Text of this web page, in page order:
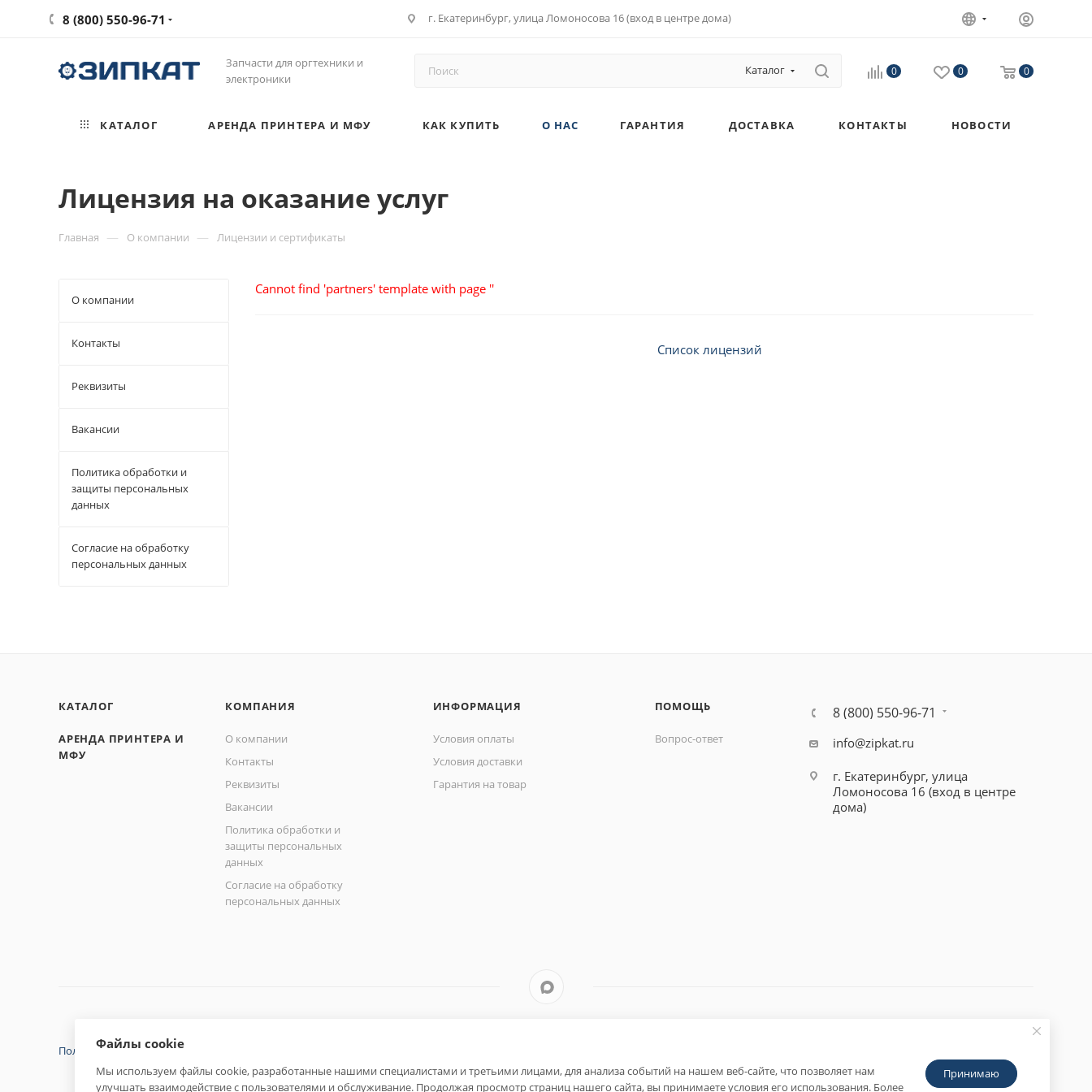
8 (800) 550-96-71 г. Екатеринбург, улица Ломоносова 16 (вход в центре дома)
Запчасти для оргтехники и
электроники
Каталог 0 0 0
КАТАЛОГ АРЕНДА ПРИНТЕРА И МФУ КАК КУПИТЬ О НАС ГАРАНТИЯ ДОСТАВКА КОНТАКТЫ НОВОСТИ
Лицензия на оказание услуг
Главная — О компании — Лицензии и сертификаты
Cannot find 'partners' template with page ''
Список лицензий
О компании
Контакты
Реквизиты
Вакансии
Политика обработки и
защиты персональных
данных
Согласие на обработку
персональных данных
КАТАЛОГ
АРЕНДА ПРИНТЕРА И
МФУ
КОМПАНИЯ
О компании
Контакты
Реквизиты
Вакансии
Политика обработки и
защиты персональных
данных
Согласие на обработку
персональных данных
ИНФОРМАЦИЯ
Условия оплаты
Условия доставки
Гарантия на товар
ПОМОЩЬ
Вопрос-ответ
8 (800) 550-96-71
info@zipkat.ru
г. Екатеринбург, улица
Ломоносова 16 (вход в центре
дома)
Политика конфиденциальности
Файлы cookie
Мы используем файлы cookie, разработанные нашими специалистами и третьими лицами, для анализа событий на нашем веб-сайте, что позволяет нам
улучшать взаимодействие с пользователями и обслуживание. Продолжая просмотр страниц нашего сайта, вы принимаете условия его использования. Более
Принимаю